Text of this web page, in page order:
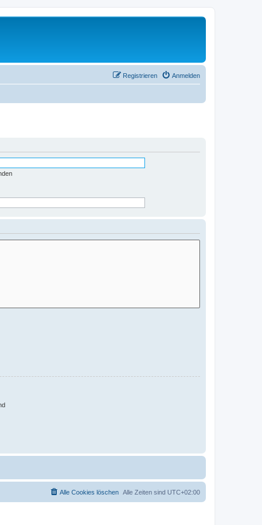
Anmelden
Registrieren
Alle Zeiten sind UTC+02:00
Alle Cookies löschen